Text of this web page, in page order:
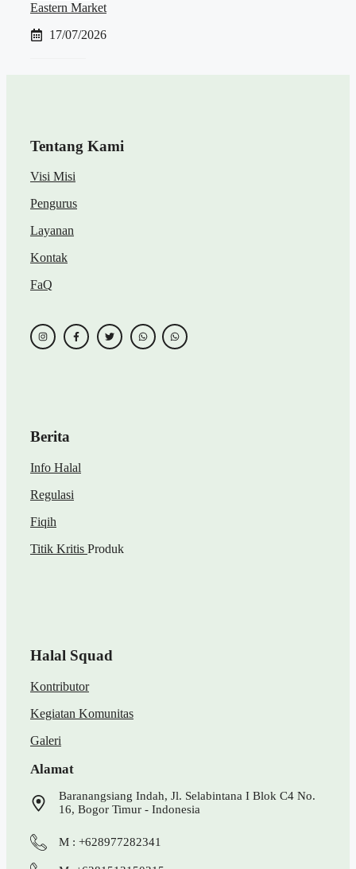
Eastern Market
17/07/2026
Tentang Kami
Visi Misi
Pengurus
Layanan
Kontak
FaQ
Berita
Info Halal
Regulasi
Fiqih
Titik Kritis Produk
Halal Squad
Kontributor
Kegiatan Komunitas
Galeri
Alamat
Baranangsiang Indah, Jl. Selabintana I Blok C4 No.
16, Bogor Timur - Indonesia
M : +628977282341